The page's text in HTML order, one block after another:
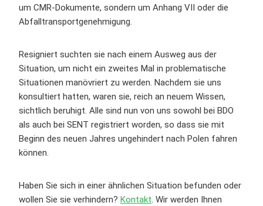
um CMR-Dokumente, sondern um Anhang VII oder die
Abfalltransportgenehmigung.
Resigniert suchten sie nach einem Ausweg aus der
Situation, um nicht ein zweites Mal in problematische
Situationen manövriert zu werden. Nachdem sie uns
konsultiert hatten, waren sie, reich an neuem Wissen,
sichtlich beruhigt. Alle sind nun von uns sowohl bei BDO
als auch bei SENT registriert worden, so dass sie mit
Beginn des neuen Jahres ungehindert nach Polen fahren
können.
Haben Sie sich in einer ähnlichen Situation befunden oder
wollen Sie sie verhindern? Kontakt. Wir werden Ihnen